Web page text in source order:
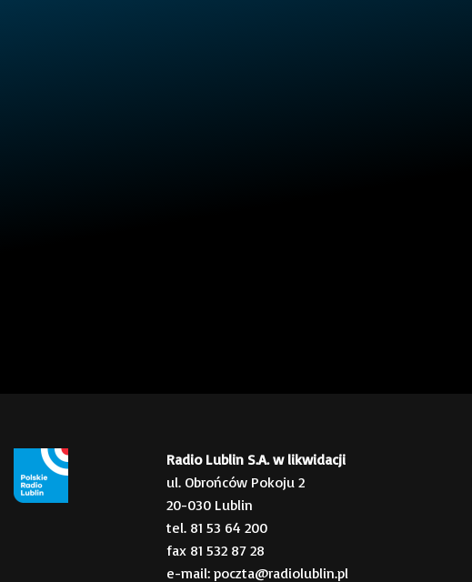
Radio Lublin S.A. w likwidacji
ul. Obrońców Pokoju 2
20-030 Lublin
tel. 81 53 64 200
fax 81 532 87 28
e-mail: poczta@radiolublin.pl